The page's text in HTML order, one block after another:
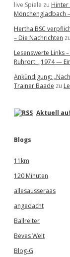
live Spiele zu Hinter
Mönchengladbach
Hertha BSC
– Die Nachrichten zu
Lesenswerte Links
Ruhrort: „1974 —
Ankündigung:
Trainer Baade zu
Aktuell
Blogs
11km
120 Minuten
allesausseraas
angedacht
Ballreiter
Beves Welt
Blog-G